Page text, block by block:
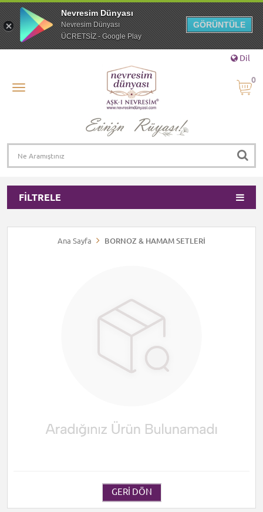
Dil
0
FILTRELE
Ana Sayfa BORNOZ & HAMAM SETLERİ
GERI DÖN
Nevresim Dünyası
Nevresim Dünyası
ÜCRETSİZ - Google Play
GÖRÜNTÜLE